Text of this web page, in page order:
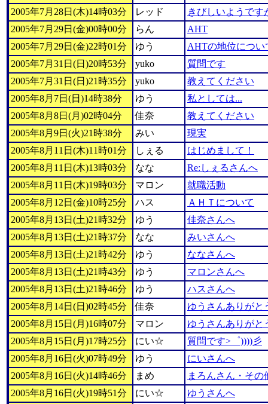
2005年7月28日(木)14時03分
レッド
きびしいようです
2005年7月29日(金)00時00分
らん
AHT
2005年7月29日(金)22時01分
ゆう
AHTの地位につい
2005年7月31日(日)20時53分
yuko
質問です
2005年7月31日(日)21時35分
yuko
教えてください
2005年8月7日(日)14時38分
ゆう
私としては...
2005年8月8日(月)02時04分
佳奈
教えてください
2005年8月9日(火)21時38分
みい
現実
2005年8月11日(木)11時01分
しぇる
はじめまして！
2005年8月11日(木)13時03分
なな
Re:しぇるさんへ
2005年8月11日(木)19時03分
マロン
就職活動
2005年8月12日(金)10時25分
ハス
ＡＨＴについて
2005年8月13日(土)21時32分
ゆう
佳奈さんへ
2005年8月13日(土)21時37分
なな
みいさんへ
2005年8月13日(土)21時42分
ゆう
ななさんへ
2005年8月13日(土)21時43分
ゆう
マロンさんへ
2005年8月13日(土)21時46分
ゆう
ハスさんへ
2005年8月14日(日)02時45分
佳奈
ゆうさんありがと
2005年8月15日(月)16時07分
マロン
ゆうさんありがと
2005年8月15日(月)17時25分
にい☆
質問です>゜))))彡
2005年8月16日(火)07時49分
ゆう
にいさんへ
2005年8月16日(火)14時46分
まめ
まろんさん・そ
2005年8月16日(火)19時51分
にい☆
ゆうさんへ